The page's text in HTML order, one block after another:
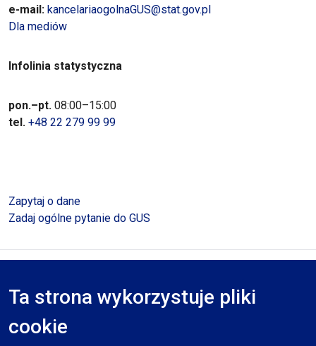
Ta strona wykorzystuje pliki
cookie
e-mail: kancelariaogolnaGUS@stat.gov.pl
Dla mediów
Infolinia statystyczna
pon.–pt. 08:00–15:00
tel. +48 22 279 99 99
Zapytaj o dane
Zadaj ogólne pytanie do GUS
RODO